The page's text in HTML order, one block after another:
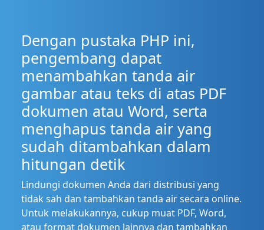
Dengan pustaka PHP ini,
pengembang dapat
menambahkan tanda air
gambar atau teks di atas PDF
dokumen atau Word, serta
menghapus tanda air yang
sudah ditambahkan dalam
hitungan detik
Lindungi dokumen Anda dari distribusi yang
tidak sah dan tambahkan tanda air secara online.
Untuk melakukannya, cukup muat PDF, Word,
atau format dokumen lainnya dan tambahkan